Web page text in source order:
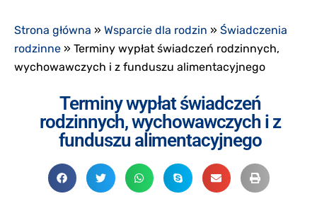
Strona główna » Wsparcie dla rodzin » Świadczenia
rodzinne » Terminy wypłat świadczeń rodzinnych,
wychowawczych i z funduszu alimentacyjnego
Terminy wypłat świadczeń
rodzinnych, wychowawczych i z
funduszu alimentacyjnego